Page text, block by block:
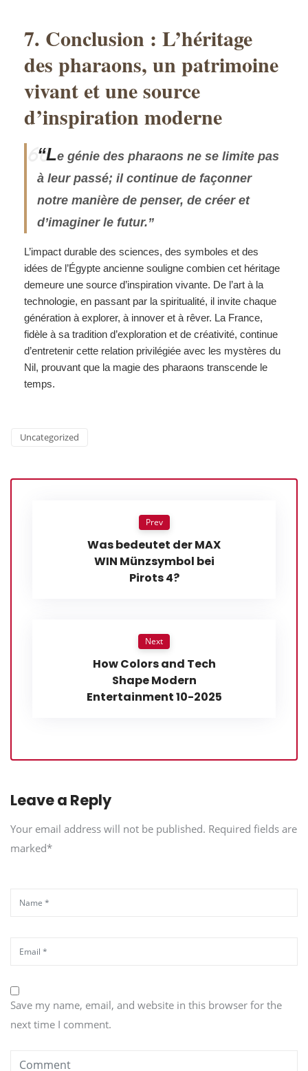
7. Conclusion : L’héritage
des pharaons, un patrimoine
vivant et une source
d’inspiration moderne
“Le génie des pharaons ne se limite pas
à leur passé; il continue de façonner
notre manière de penser, de créer et
d’imaginer le futur.”
L’impact durable des sciences, des symboles et des
idées de l’Égypte ancienne souligne combien cet héritage
demeure une source d’inspiration vivante. De l’art à la
technologie, en passant par la spiritualité, il invite chaque
génération à explorer, à innover et à rêver. La France,
fidèle à sa tradition d’exploration et de créativité, continue
d’entretenir cette relation privilégiée avec les mystères du
Nil, prouvant que la magie des pharaons transcende le
temps.
Uncategorized
Prev
Was bedeutet der MAX
WIN Münzsymbol bei
Pirots 4?
Next
How Colors and Tech
Shape Modern
Entertainment 10-2025
Leave a Reply
Your email address will not be published. Required fields are
marked*
Save my name, email, and website in this browser for the
next time I comment.